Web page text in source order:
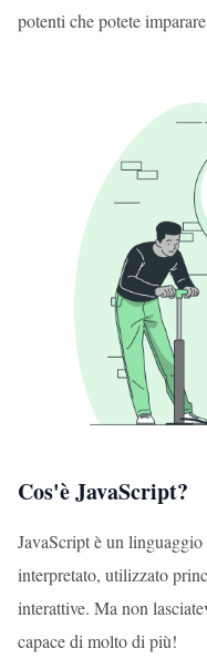
potenti che potete
Cos'è JavaScript?
JavaScript è un
interpretato, utilizzato
interattive. Ma non
capace di molto di più!